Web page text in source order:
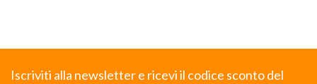
Iscriviti alla newsletter e ricevi il codice sconto del